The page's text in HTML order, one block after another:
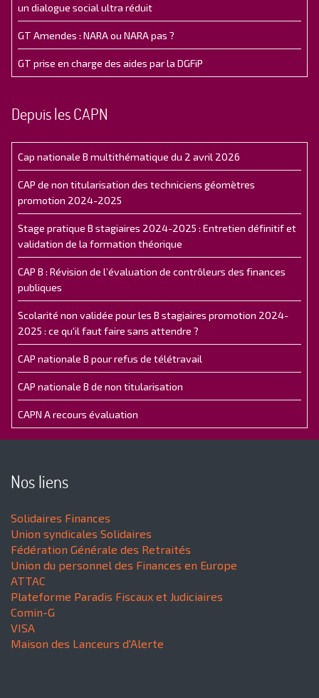
un dialogue social ultra réduit
GT Amendes : NARA ou NARA pas ?
GT prise en charge des aides par la DGFiP
Depuis les CAPN
Cap nationale B multithématique du 2 avril 2026
CAP de non titularisation des techniciens géomètres
promotion 2024-2025
Stage pratique B stagiaires 2024-2025 : Entretien définitif et
validation de la formation théorique
CAP B : Révision de l’évaluation de contrôleurs des finances
publiques
Scolarité non validée pour les B stagiaires promotion 2024-
2025 : ce qu'il faut faire sans attendre ?
CAP nationale B pour refus de télétravail
CAP nationale B de non titularisation
CAPN A recours évaluation
Nos liens
Solidaires Finances
Union syndicales Solidaires
Fédération Générale des Retraités
Union du personnel des Finances en Europe
ATTAC
Plateforme Paradis Fiscaux et Judiciaires
Comin-G
VISA
Maison des Lanceurs d'Alerte